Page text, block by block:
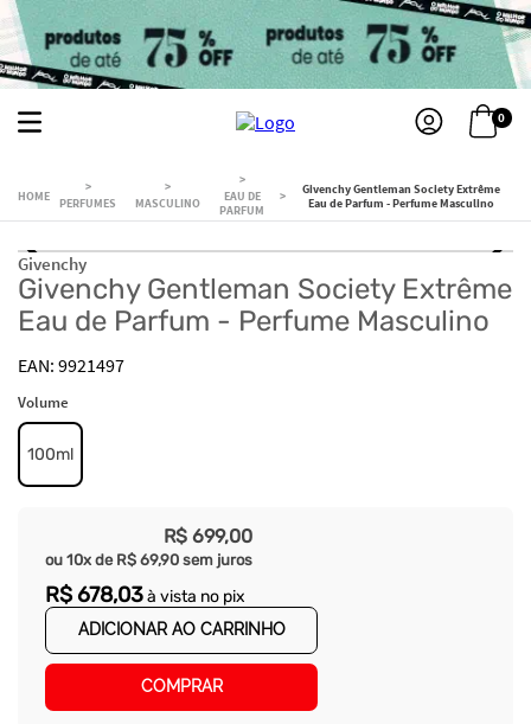
0
PERFUMES MASCULINO
EAU DE
PARFUM
Givenchy Gentleman Society Extrême
Eau de Parfum - Perfume Masculino
Givenchy
Givenchy Gentleman Society Extrême
Eau de Parfum - Perfume Masculino
9921497
Volume
100ml
R$ 699,00
ou 10x de R$ 69,90 sem juros
R$678,03à vista no pix
ADICIONAR AO CARRINHO
COMPRAR